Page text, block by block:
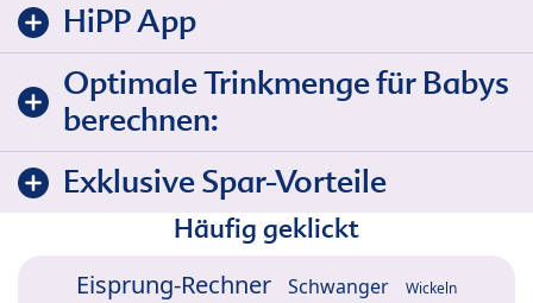
HiPP App
Optimale Trinkmenge für Babys
berechnen:
Exklusive Spar-Vorteile
Häufig geklickt
Eisprung-Rechner Schwanger Wickeln